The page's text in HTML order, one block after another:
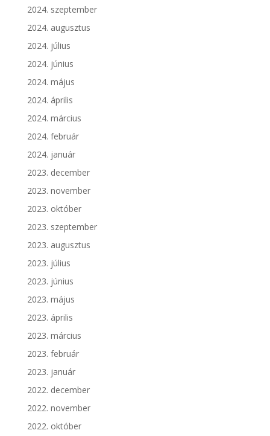
2024. szeptember
2024. augusztus
2024. július
2024. június
2024. május
2024. április
2024. március
2024. február
2024. január
2023. december
2023. november
2023. október
2023. szeptember
2023. augusztus
2023. július
2023. június
2023. május
2023. április
2023. március
2023. február
2023. január
2022. december
2022. november
2022. október